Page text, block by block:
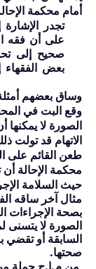
أمام محكمة
تجدر
على أن فقه
صحيح إلى
بعض الفقهاء
وساق بعضهم
وقع البت في
الصورة لا يمكنها
الاتهام قد تولت
طعن القائم على
محكمة الإحالة
حيث السلامة
مثال آخر ساقه
بصحة الإجراءات
الصورة لا يتسنى
السابقة أو تقضي
صحتها.